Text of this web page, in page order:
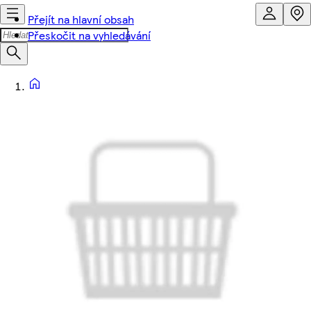
Přejít na hlavní obsah
Přeskočit na vyhledávání